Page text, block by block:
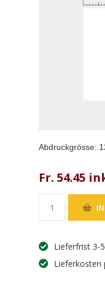
Abdruckgrösse:
Fr. 54.45
Lieferfrist 3-
Lieferkosten